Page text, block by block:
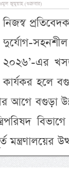
জুমুয়াহ (শুক্রবার)
নিজস্ব
দুর্যোগ-
২০২৬’-এর
কার্যকর হলে
আগে বগুড়া
বিভাগে
মন্ত্রণালয়ের